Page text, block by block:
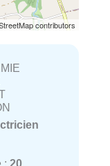
contributors
: 20